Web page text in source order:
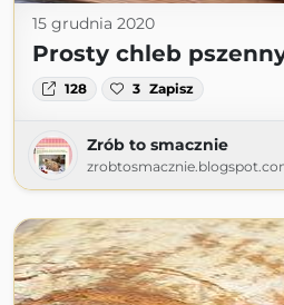
15 grudnia 2020
Prosty chleb
128 3 Zapisz
Zrób to smacznie